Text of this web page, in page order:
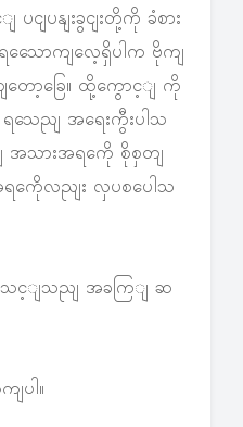
ျ ပငျပနျးခွငျးတို့ကို ခံစား
ရသေောကျလေ့ရှိပါက ဗိုကျ
ဈတော့ခြေ။ ထို့ကွောင့ျ ကို
ရသေညျ အရေးကွီးပါသ
အသားအရကေို စိုစှတျ
ရကေိုလညျး လှပစပေါသ
သင့ျသညျ အခကြျ ဆ
ျပါ။